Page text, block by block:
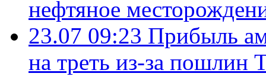
нефтяное
23.07 09:23 Прибыль
на треть из-за пошлин